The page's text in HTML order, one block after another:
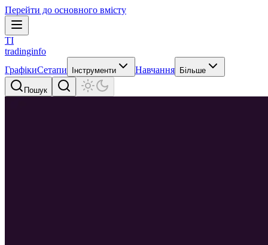
Перейти до основного вмісту
TI
tradinginfo
ГрафікиСетапи Інструменти Навчання Більше
Пошук